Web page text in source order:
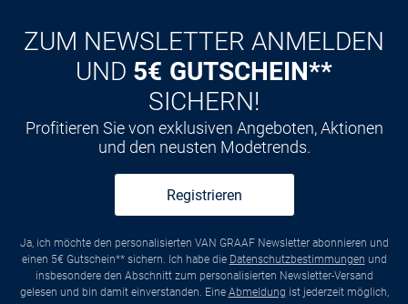
ZUM NEWSLETTER ANMELDEN
UND 5€ GUTSCHEIN**
SICHERN!
Profitieren Sie von exklusiven Angeboten, Aktionen
und den neusten Modetrends.
Registrieren
Ja, ich möchte den personalisierten VAN GRAAF Newsletter abonnieren und
einen 5€ Gutschein** sichern. Ich habe die Datenschutzbestimmungen und
insbesondere den Abschnitt zum personalisierten Newsletter-Versand
gelesen und bin damit einverstanden. Eine Abmeldung ist jederzeit möglich,